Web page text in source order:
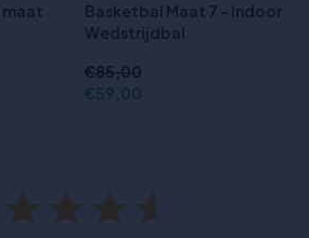
Basketbal Maat 7 – Indoor
Wedstrijdbal
€85,00
€59,00